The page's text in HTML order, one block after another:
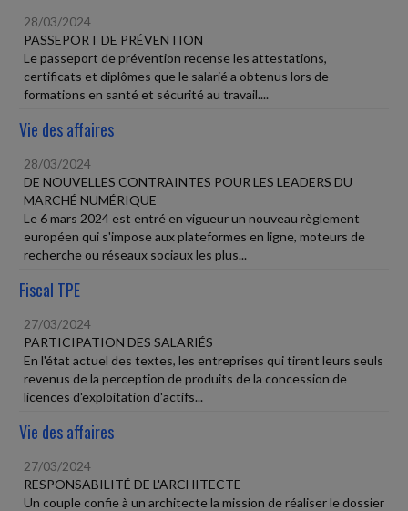
28/03/2024
PASSEPORT DE PRÉVENTION
Le passeport de prévention recense les attestations,
certificats et diplômes que le salarié a obtenus lors de
formations en santé et sécurité au travail....
Vie des affaires
28/03/2024
DE NOUVELLES CONTRAINTES POUR LES LEADERS DU
MARCHÉ NUMÉRIQUE
Le 6 mars 2024 est entré en vigueur un nouveau règlement
européen qui s'impose aux plateformes en ligne, moteurs de
recherche ou réseaux sociaux les plus...
Fiscal TPE
27/03/2024
PARTICIPATION DES SALARIÉS
En l'état actuel des textes, les entreprises qui tirent leurs seuls
revenus de la perception de produits de la concession de
licences d'exploitation d'actifs...
Vie des affaires
27/03/2024
RESPONSABILITÉ DE L'ARCHITECTE
Un couple confie à un architecte la mission de réaliser le dossier